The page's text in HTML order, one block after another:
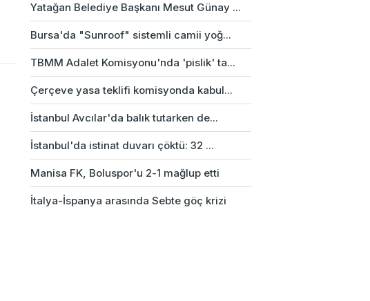
Yatağan Belediye Başkanı Mesut Günay ...
Bursa'da "Sunroof" sistemli camii yoğ...
TBMM Adalet Komisyonu'nda 'pislik' ta...
Çerçeve yasa teklifi komisyonda kabul...
İstanbul Avcılar'da balık tutarken de...
İstanbul'da istinat duvarı çöktü: 32 ...
Manisa FK, Boluspor'u 2-1 mağlup etti
İtalya-İspanya arasında Sebte göç krizi